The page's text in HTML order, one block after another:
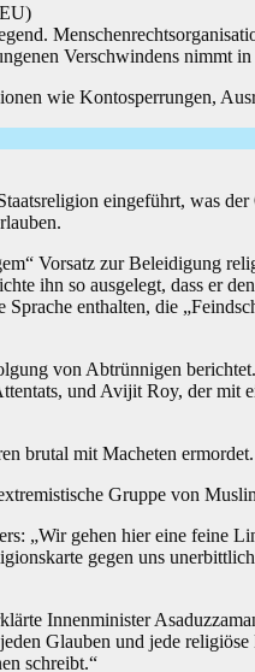
Verschwindens nimmt
wie Kontosperrungen,
eingeführt, was
Vorsatz zur Beleidigung
ihn so ausgelegt, dass er
enthalten, die
von Abtrünnigen
und Avijit Roy, der
brutal mit Macheten ermordet.
Gruppe von
„Wir gehen hier eine feine
gegen uns
Innenminister
Glauben und jede
schreibt.“